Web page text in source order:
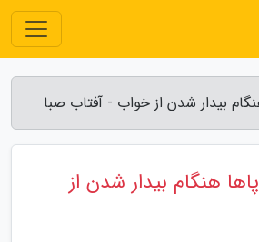
بیدار شدن از خواب - آفتاب صبا
هنگام بیدار شدن از